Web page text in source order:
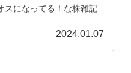
スになってる！な株雑記
2024.01.07